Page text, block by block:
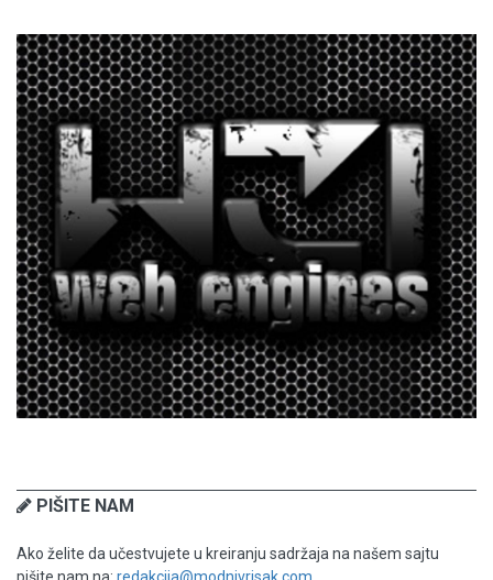
PIŠITE NAM
Ako želite da učestvujete u kreiranju sadržaja na našem sajtu
pišite nam na: redakcija@modnivrisak.com